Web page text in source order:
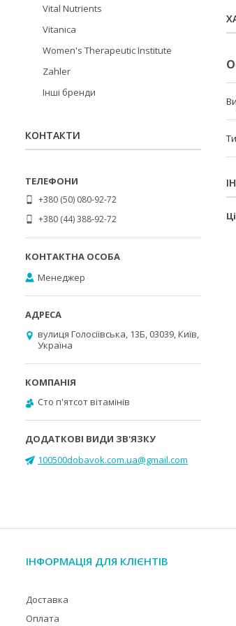
Vital Nutrients
Vitanica
Women's Therapeutic Institute
Zahler
Інші бренди
КОНТАКТИ
+380 (50) 080-92-72
+380 (44) 388-92-72
Менеджер
вулиця Голосіївська, 13Б, 03039, Київ,
Україна
Cто п'ятсот вітамінів
100500dobavok.com.ua@gmail.com
ІНФОРМАЦІЯ ДЛЯ КЛІЄНТІВ
Доставка
Оплата